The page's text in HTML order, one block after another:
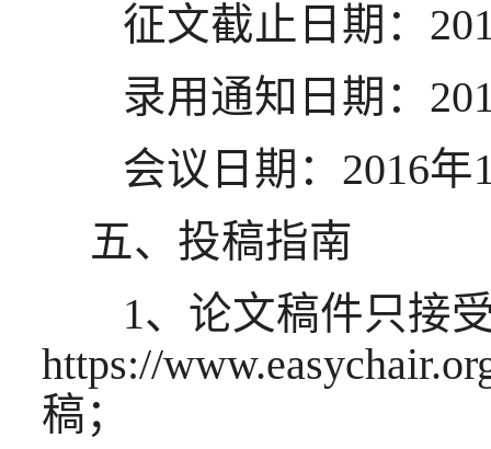
征文截止日期：
录用通知日期：
会议日期：2016年
五、投稿指南
1、论文稿件只接
https://
稿；